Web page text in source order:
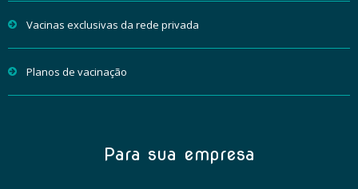
Vacinas exclusivas da rede privada
Planos de vacinação
Para sua empresa